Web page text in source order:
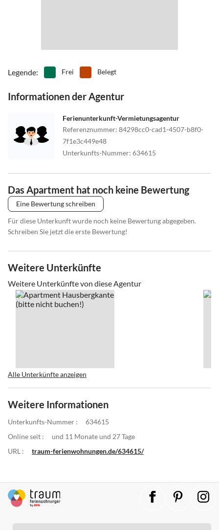
Legende: Frei Belegt
Informationen der Agentur
Ferienunterkunft-Vermietungsagentur
Referenznummer: 84298cc0-cad1-4507-b8f0-
7f1e3c449e48
Unterkunfts-Nummer: 634615
Das Apartment hat noch keine Bewertung
Eine Bewertung schreiben
Für diese Unterkunft wurde noch keine Bewertung abgegeben.
Schreiben Sie jetzt die erste Bewertung!
Weitere Unterkünfte
Weitere Unterkünfte von diese Agentur
Alle Unterkünfte anzeigen
Weitere Informationen
Unterkunfts-Nummer :
634615
Online seit :
und 11 Monate und 27 Tage
URL :
traum-ferienwohnungen.de/634615/